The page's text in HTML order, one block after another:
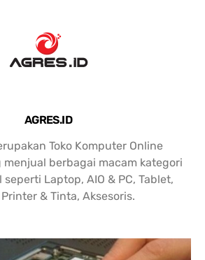
AGRES.ID
Toko Komputer Online
menjual berbagai macam kategori
Laptop, AIO & PC, Tablet,
& Tinta, Aksesoris.